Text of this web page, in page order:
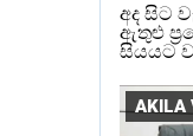
අද සිට
ඇතුළු
සියයට
AKILA